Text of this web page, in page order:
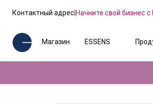
Контактный адрес|Начните свой бизнес с
Магазин ESSENS